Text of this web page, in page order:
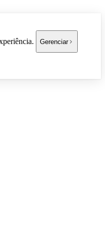
Gerenciar